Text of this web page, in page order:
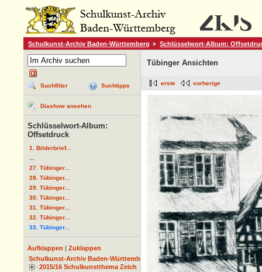
Schulkunst-Archiv Baden-Württemberg Schlüsselwort-Album:
Suchfilter Suchtipps
Diashow ansehen
Schlüsselwort-Album:
Offsetdruck
1. Bilderbrief...
27. Tübinger...
28. Tübinger...
29. Tübinger...
30. Tübinger...
31. Tübinger...
32. Tübinger...
33. Tübinger...
Aufklappen | Zuklappen
Schulkunst-Archiv Baden-Württemberg
2015/16 Schulkunstthema Zeichnen
Tübinger Ansichten
erste vorherige